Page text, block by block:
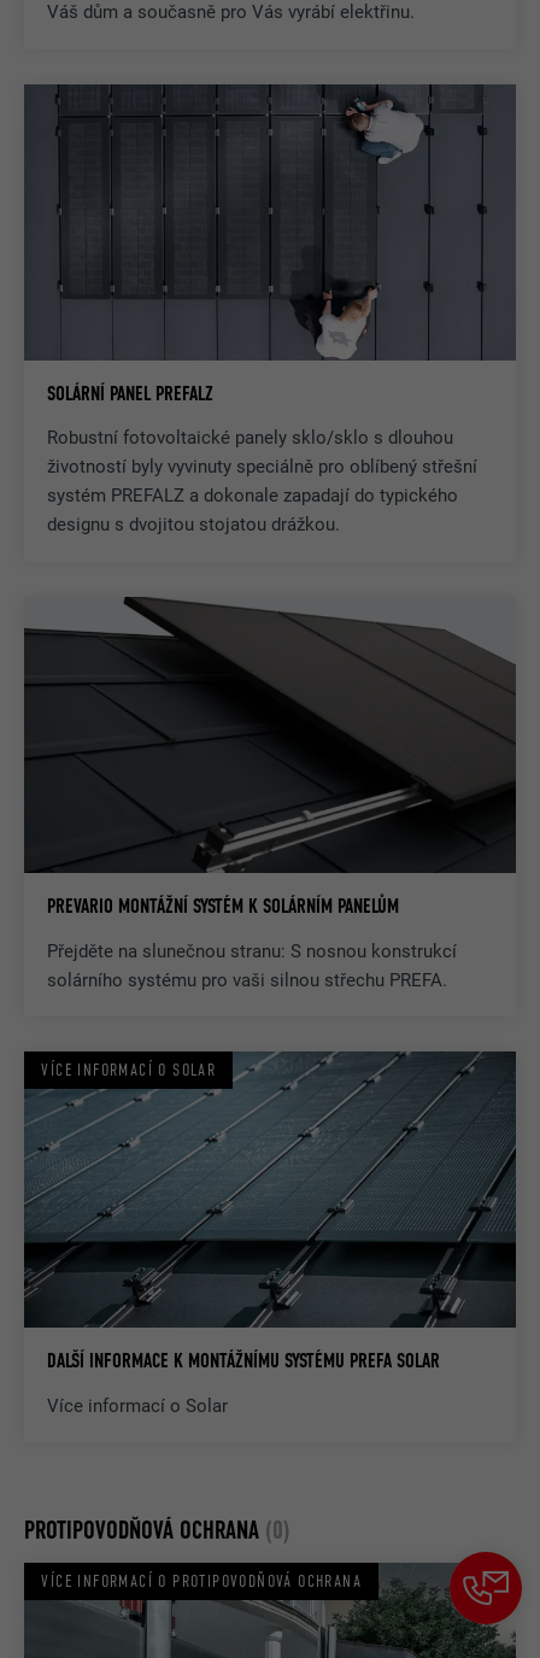
Váš dům a současně pro Vás vyrábí elektřinu.
SOLÁRNÍ PANEL PREFALZ
Robustní fotovoltaické panely sklo/sklo s dlouhou
životností byly vyvinuty speciálně pro oblíbený střešní
systém PREFALZ a dokonale zapadají do typického
designu s dvojitou stojatou drážkou.
PREVARIO MONTÁŽNÍ SYSTÉM K SOLÁRNÍM PANELŮM
Přejděte na slunečnou stranu: S nosnou konstrukcí
solárního systému pro vaši silnou střechu PREFA.
VÍCE INFORMACÍ O SOLAR
DALŠÍ INFORMACE K MONTÁŽNÍMU SYSTÉMU PREFA SOLAR
Více informací o Solar
PROTIPOVODŇOVÁ OCHRANA (0)
VÍCE INFORMACÍ O PROTIPOVODŇOVÁ OCHRANA